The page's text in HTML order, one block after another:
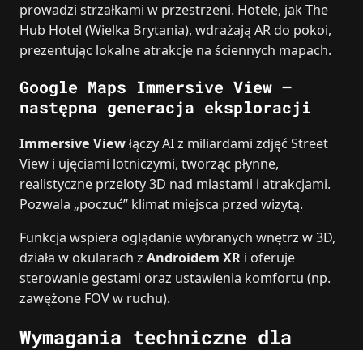
prowadzi strzałkami w przestrzeni. Hotele, jak The
Hub Hotel (Wielka Brytania), wdrażają AR do pokoi,
prezentując lokalne atrakcje na ściennych mapach.
Google Maps Immersive View –
następna generacja eksploracji
Immersive Viewłączy AI z miliardami zdjęć Street
View i ujęciami lotniczymi, tworząc płynne,
realistyczne przeloty 3D nad miastami i atrakcjami.
Pozwala „poczuć” klimat miejsca przed wizytą.
Funkcja wspiera oglądanie wybranych wnętrz w 3D,
działa w okularach z Androidem XR i oferuje
sterowanie gestami oraz ustawienia komfortu (np.
zawężone FOV w ruchu).
Wymagania techniczne dla